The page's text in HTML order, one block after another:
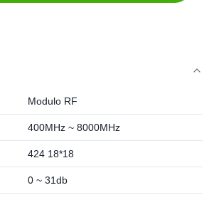
Modulo RF
400MHz ~ 8000MHz
424 18*18
0 ~ 31db